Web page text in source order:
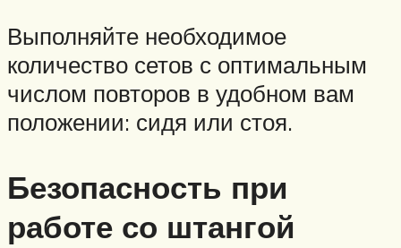
Выполняйте необходимое
количество сетов с оптимальным
числом повторов в удобном вам
положении: сидя или стоя.
Безопасность при
работе со штангой